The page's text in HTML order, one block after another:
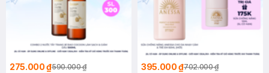
275.000 ₫590.000 ₫ 395.000 ₫702.000 ₫